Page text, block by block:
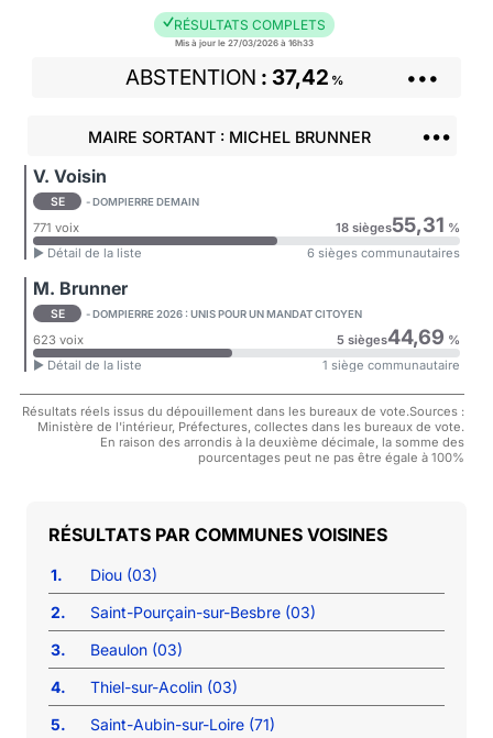
RÉSULTATS COMPLETS
Mis à jour le 27/03/2026 à 16h33
ABSTENTION 37,42 % •••
MAIRE SORTANT : MICHEL BRUNNER •••
V. Voisin
SE - DOMPIERRE DEMAIN
771 voix 18 sièges55,31 %
► Détail de la liste
6 sièges communautaires
M. Brunner
SE - DOMPIERRE 2026 : UNIS POUR UN MANDAT CITOYEN
623 voix 5 sièges44,69 %
► Détail de la liste
1 siège communautaire
Résultats réels issus du dépouillement dans les bureaux de vote.Sources :
Ministère de l'intérieur, Préfectures, collectes dans les bureaux de vote.
En raison des arrondis à la deuxième décimale, la somme des
pourcentages peut ne pas être égale à 100%
COMMUNES VOISINES
1.
Diou (03)
2.
Saint-Pourçain-sur-Besbre (03)
3.
Beaulon (03)
4.
Thiel-sur-Acolin (03)
5.
Saint-Aubin-sur-Loire (71)